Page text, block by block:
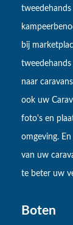
bij
tweedehands
naar
ook uw
foto's en
omgeving.
van uw
te beter uw
Boten